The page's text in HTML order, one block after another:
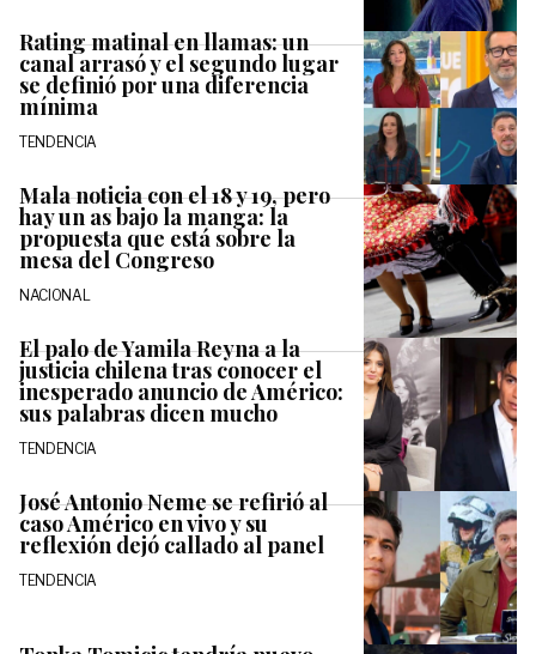
Rating matinal en llamas: un
canal arrasó y el segundo lugar
se definió por una diferencia
mínima
TENDENCIA
Mala noticia con el 18 y 19, pero
hay un as bajo la manga: la
propuesta que está sobre la
mesa del Congreso
NACIONAL
El palo de Yamila Reyna a la
justicia chilena tras conocer el
inesperado anuncio de Américo:
sus palabras dicen mucho
TENDENCIA
José Antonio Neme se refirió al
caso Américo en vivo y su
reflexión dejó callado al panel
TENDENCIA